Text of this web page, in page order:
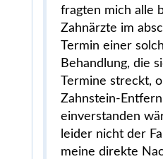
fragten mich alle
Zahnärzte im
Termin einer
Behandlung, die
Termine streckt,
Zahnstein-
einverstanden
leider nicht der
meine direkte